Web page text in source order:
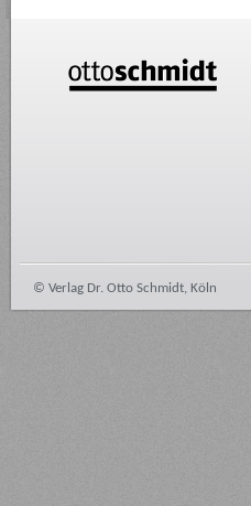
© Verlag Dr. Otto Schmidt, Köln